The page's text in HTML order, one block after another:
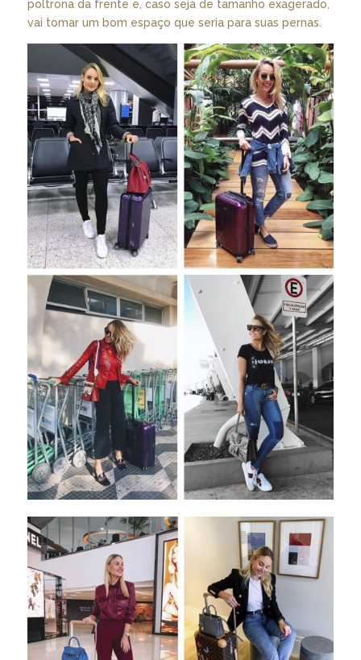
poltrona da frente e, caso seja de tamanho exagerado,
vai tomar um bom espaço que seria para suas pernas.